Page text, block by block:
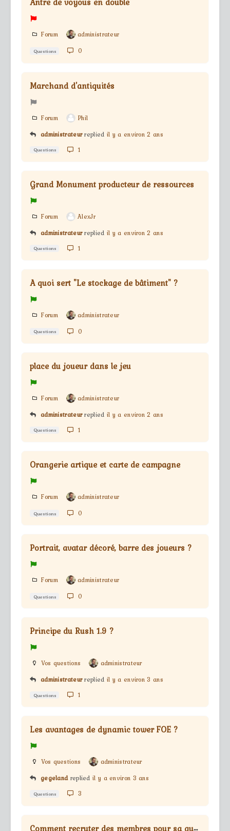
Forum administrateur
Questions 0
Marchand d'antiquités
Forum
Phil
administrateur replied il y a environ 2 ans
Questions 1
Grand Monument producteur de ressources
Forum
AlexJr
administrateur replied il y a environ 2 ans
Questions 1
A quoi sert "Le stockage de bâtiment" ?
Forum administrateur
Questions 0
place du joueur dans le jeu
Forum
administrateur
administrateur replied il y a environ 2 ans
Questions 1
Orangerie artique et carte de campagne
Forum administrateur
Questions 0
Portrait, avatar décoré, barre des joueurs ?
Forum administrateur
Questions 0
Principe du Rush 1.9 ?
Vos questions
administrateur
administrateur replied il y a environ 3 ans
Questions 1
Les avantages de dynamic tower FOE ?
Vos questions
administrateur
gegeland repliedil y a environ 3 ans
Questions 3
C
omment recruter des membres pour sa guilde ?